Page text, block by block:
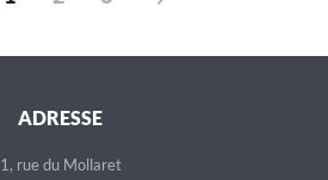
ADRESSE
1, rue du Mollaret